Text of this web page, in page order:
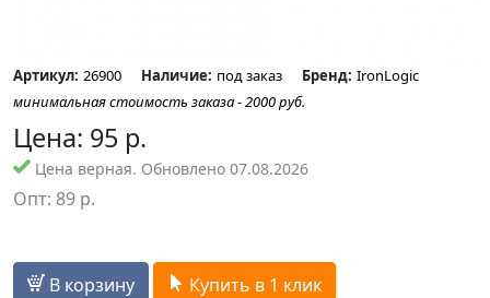
Артикул: 26900 Наличие: под заказ Бренд: IronLogic
минимальная стоимость заказа - 2000 руб.
Цена: 95 р.
Цена верная. Обновлено 07.08.2026
Опт: 89 р.
В корзину Купить в 1 клик